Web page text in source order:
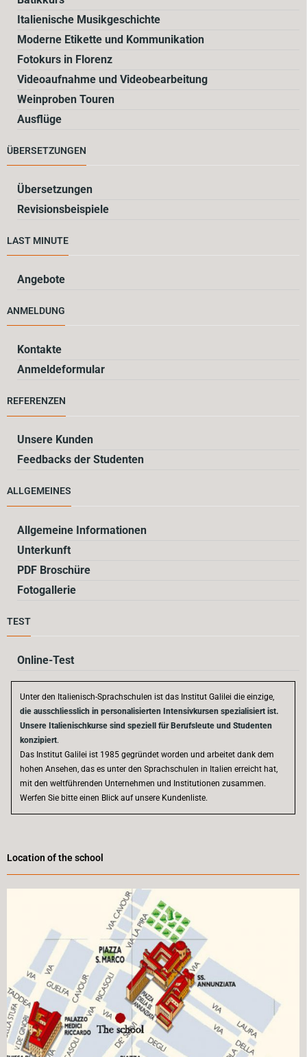
Italienische Musikgeschichte
Moderne Etikette und Kommunikation
Fotokurs in Florenz
Videoaufnahme und Videobearbeitung
Weinproben Touren
Ausflüge
ÜBERSETZUNGEN
Übersetzungen
Revisionsbeispiele
LAST MINUTE
Angebote
ANMELDUNG
Kontakte
Anmeldeformular
REFERENZEN
Unsere Kunden
Feedbacks der Studenten
ALLGEMEINES
Allgemeine Informationen
Unterkunft
PDF Broschüre
Fotogallerie
TEST
Online-Test
Unter den Italienisch-Sprachschulen ist das Institut Galilei die einzige,
die ausschliesslich in personalisierten Intensivkursen spezialisiert ist.
Unsere Italienischkurse sind speziell für Berufsleute und Studenten
konzipiert.
Das Institut Galilei ist 1985 gegründet worden und arbeitet dank dem
hohen Ansehen, das es unter den Sprachschulen in Italien erreicht hat,
mit den weltführenden Unternehmen und Institutionen zusammen.
Werfen Sie bitte einen Blick auf unsere Kundenliste.
Location of the school